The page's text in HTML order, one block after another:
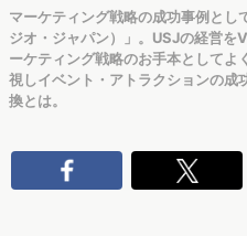
マーケティング戦略の成功事例とし
ジオ・ジャパン）」。USJの経営を
ーケティング戦略のお手本としてよ
視しイベント・アトラクションの成
換とは。